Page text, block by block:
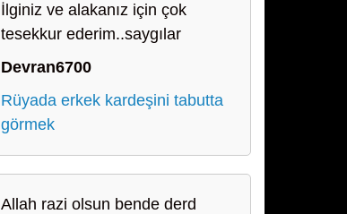
İlginiz ve alakanız için çok
tesekkur ederim..saygılar
Devran6700
Rüyada erkek kardeşini tabutta
görmek
Allah razi olsun bende derd